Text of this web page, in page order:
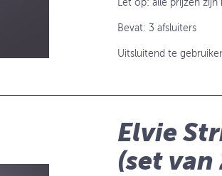
Let op: alle prijzen zijn
Bevat: 3 afsluiters
Uitsluitend te
Elvie
(set van